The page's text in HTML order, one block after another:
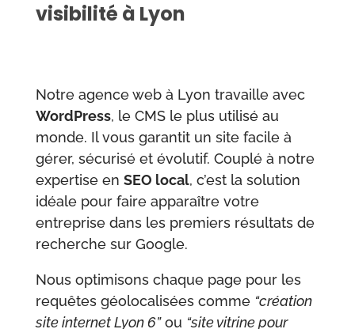
visibilité à Lyon
Notre agence web à Lyon travaille avec
WordPress, le CMS le plus utilisé au
monde. Il vous garantit un site facile à
gérer, sécurisé et évolutif. Couplé à notre
expertise en SEO local, c’est la solution
idéale pour faire apparaître votre
entreprise dans les premiers résultats de
recherche sur Google.
Nous optimisons chaque page pour les
requêtes géolocalisées comme “création
site internet Lyon 6”ou “site vitrine pour